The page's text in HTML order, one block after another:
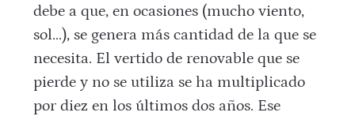
debe a que, en ocasiones (mucho viento,
sol…), se genera más cantidad de la que se
necesita. El vertido de renovable que se
pierde y no se utiliza se ha multiplicado
por diez en los últimos dos años. Ese